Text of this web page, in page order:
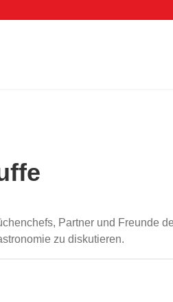
Partner und Freunde
zu diskutieren.